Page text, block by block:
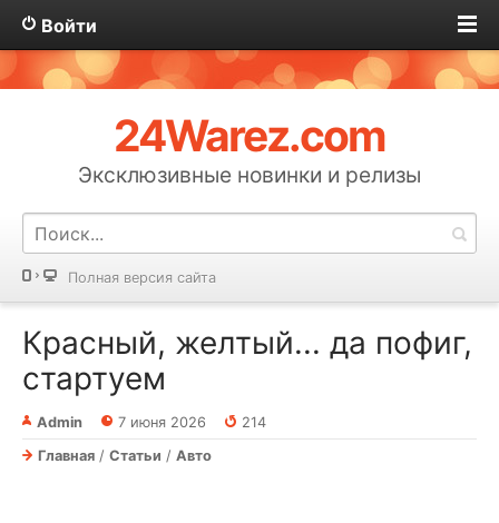
Войти
24Warez.com
Эксклюзивные новинки и релизы
Полная версия сайта
Красный, желтый... да пофиг,
стартуем
Admin 7 июня 2026
214
Главная / Статьи / Авто